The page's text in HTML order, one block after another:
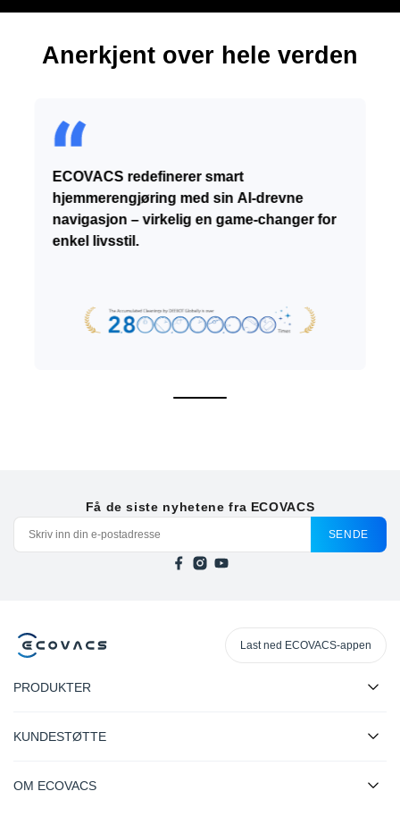
Anerkjent over hele verden
ECOVACS redefinerer smart
hjemmerengjøring med sin AI-drevne
navigasjon – virkelig en game-changer for
enkel livsstil.
Få de siste nyhetene fra ECOVACS
SENDE
Last ned ECOVACS-appen
PRODUKTER
KUNDESTØTTE
OM ECOVACS